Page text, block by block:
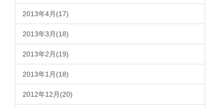
2013年4月(17)
2013年3月(18)
2013年2月(19)
2013年1月(18)
2012年12月(20)